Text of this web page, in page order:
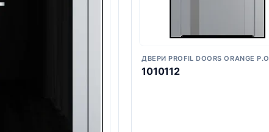
ДВЕРИ PROFIL DOORS ORANGE P.O
1010112